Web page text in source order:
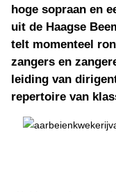
hoge sopraan en
uit de Haagse
telt momenteel
zangers en
leiding van
repertoire van